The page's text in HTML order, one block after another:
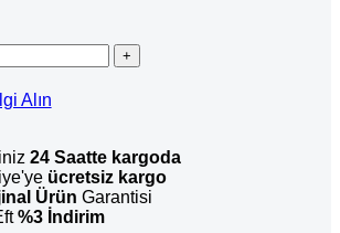
Alın
24 Saatte kargoda
ücretsiz kargo
Ürün Garantisi
%3 İndirim